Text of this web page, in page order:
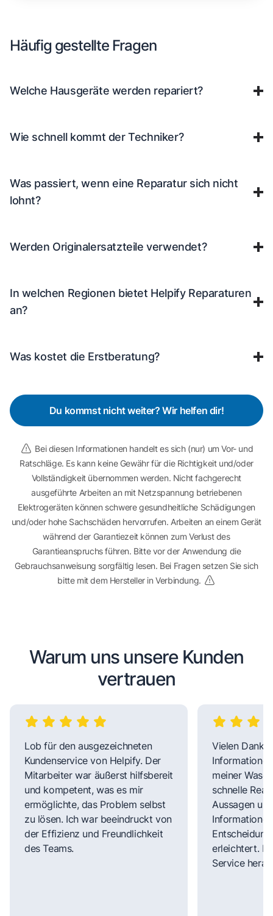
Häufig gestellte Fragen
Welche Hausgeräte werden repariert?
Wie schnell kommt der Techniker?
Was passiert, wenn eine Reparatur sich nicht
lohnt?
Werden Originalersatzteile verwendet?
In welchen Regionen bietet Helpify Reparaturen
an?
Was kostet die Erstberatung?
Du kommst nicht weiter? Wir helfen dir!
Bei diesen Informationen handelt es sich (nur) um Vor- und
Ratschläge. Es kann keine Gewähr für die Richtigkeit und/oder
Vollständigkeit übernommen werden. Nicht fachgerecht
ausgeführte Arbeiten an mit Netzspannung betriebenen
Elektrogeräten können schwere gesundheitliche Schädigungen
und/oder hohe Sachschäden hervorrufen. Arbeiten an einem Gerät
während der Garantiezeit können zum Verlust des
Garantieanspruchs führen. Bitte vor der Anwendung die
Gebrauchsanweisung sorgfältig lesen. Bei Fragen setzen Sie sich
bitte mit dem Hersteller in Verbindung.
Warum uns unsere Kunden
vertrauen
Lob für den ausgezeichneten
Kundenservice von Helpify. Der
Mitarbeiter war äußerst hilfsbereit
und kompetent, was es mir
ermöglichte, das Problem selbst
zu lösen. Ich war beeindruckt von
der Effizienz und Freundlichkeit
des Teams.
Vielen Dank
meiner
schnelle
Aussagen
erleichtert.
Service